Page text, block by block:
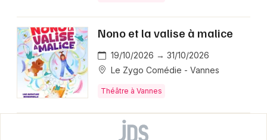
Nono et la valise à malice
19/10/2026 → 31/10/2026
Le Zygo Comédie - Vannes
Théâtre à Vannes